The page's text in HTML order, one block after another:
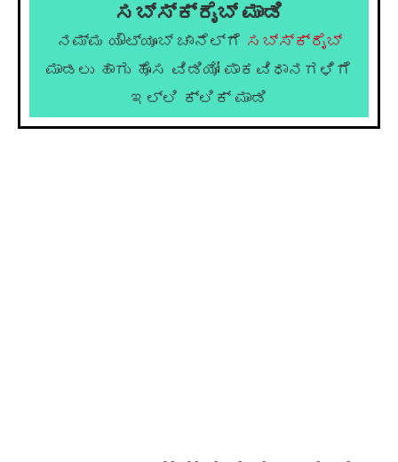
ಸಬ್ಸ್ಕ್ರೈಬ್ ಮಾಡಿ
ನಮ್ಮ ಯೌಟ್ಯೂಬ್ ಚಾನೆಲ್ಗೆ ಸಬ್ಸ್ಕ್ರೈಬ್
ಮಾಡಲು ಹಾಗು ಹೊಸ ವಿಡಿಯೋ ಪಾಕವಿಧಾನಗಳಿಗೆ
ಇಲ್ಲಿ ಕ್ಲಿಕ್ ಮಾಡಿ